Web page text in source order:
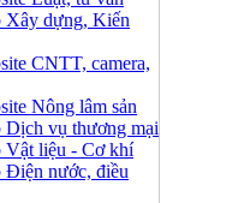
dựng, Kiến
CNTT, camera,
Nông lâm sản
vụ thương mại
liệu - Cơ khí
nước, điều